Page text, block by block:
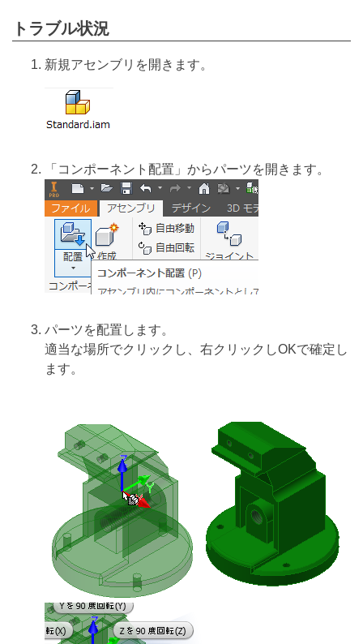
トラブル状況
新規アセンブリを開きます。
「コンポーネント配置」からパーツを開きます。
パーツを配置します。
適当な場所でクリックし、右クリックしOKで確定し
ます。